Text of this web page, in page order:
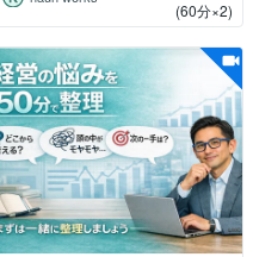
(60分×2)